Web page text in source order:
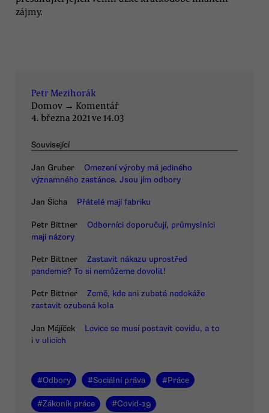
zájmy.
Petr Mezihorák
Domov → Komentář
4. března 2021 ve 14.03
Související
Jan Gruber
Omezení výroby má jediného
významného zastánce. Jsou jím odbory
Jan Šícha Přátelé mají fabriku
Petr Bittner
Odborníci doporučují, průmyslníci
mají názory
Petr Bittner
Zastavit nákazu uprostřed
pandemie? To si nemůžeme dovolit!
Petr Bittner
Země, kde ani zubatá nedokáže
zastavit ozubená kola
Jan Májíček
Levice se musí postavit covidu, a to
i v ulicích
#Odbory #Sociální práva #Práce
#Zákoník práce #Covid-19